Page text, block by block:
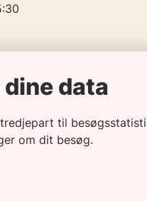
data
til
om dit besøg.